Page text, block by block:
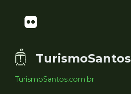
TurismoSantos
TurismoSantos.com.br